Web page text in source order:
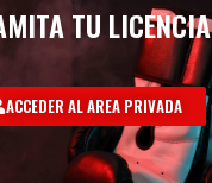
TU LICENCIA
ACCEDER AL AREA PRIVADA